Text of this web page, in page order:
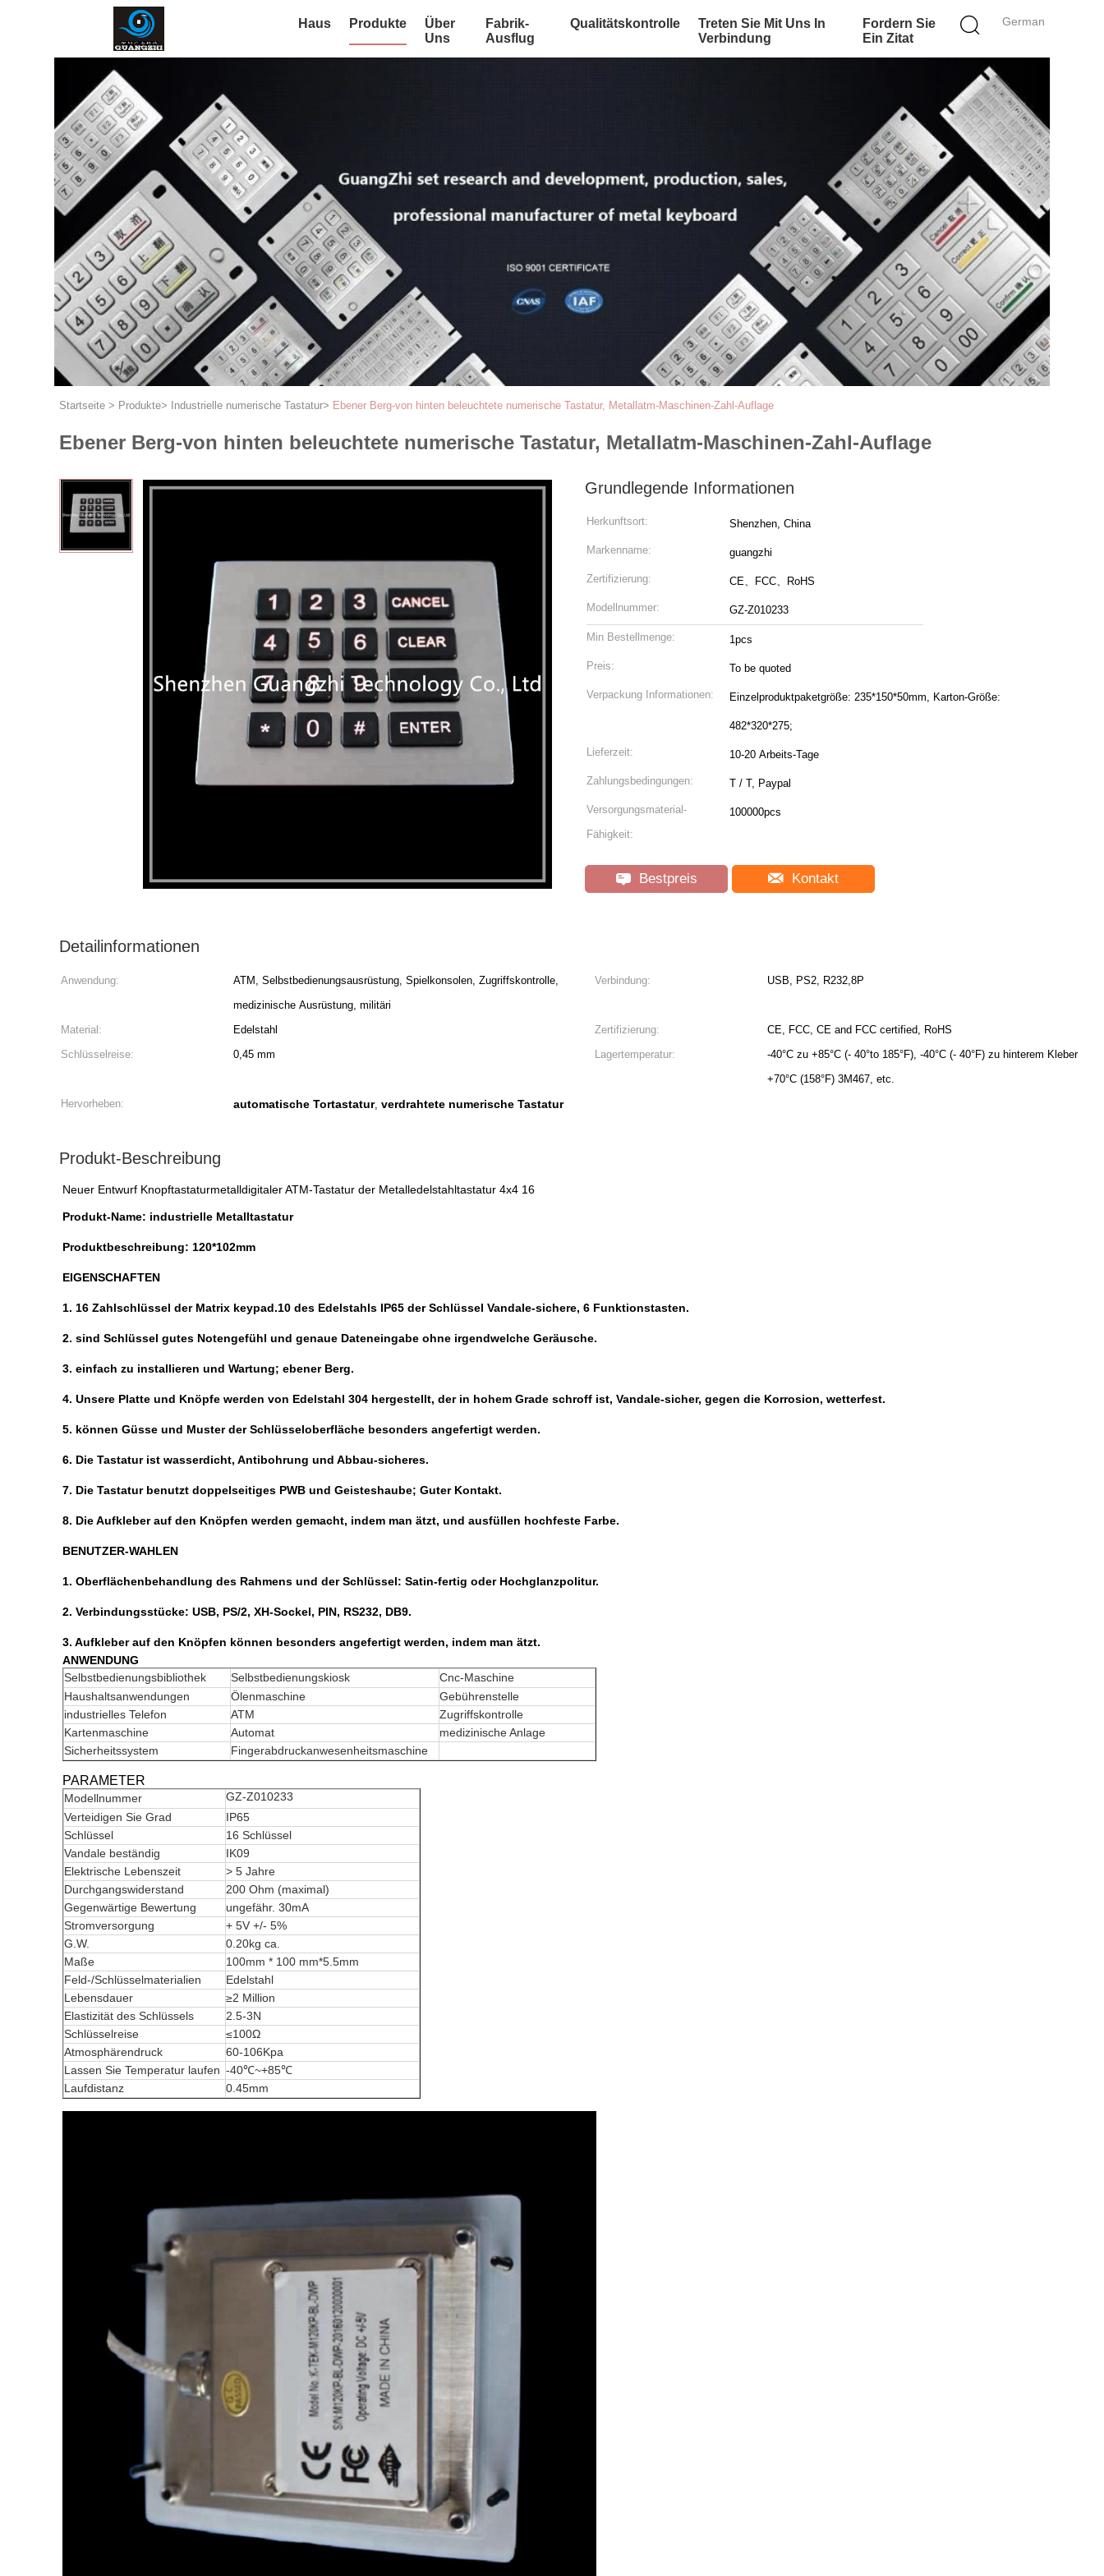
German
Haus Produkte
Über
Uns
Fabrik-
Ausflug
Qualitätskontrolle
Treten Sie Mit Uns In
Verbindung
Fordern Sie
Ein Zitat
Startseite > Produkte> Industrielle numerische Tastatur> Ebener Berg-von hinten beleuchtete numerische Tastatur, Metallatm-Maschinen-Zahl-Auflage
Ebener Berg-von hinten beleuchtete numerische Tastatur, Metallatm-Maschinen-Zahl-Auflage
Grundlegende Informationen
Herkunftsort: Shenzhen, China
Markenname: guangzhi
Zertifizierung: CE、FCC、RoHS
Modellnummer: GZ-Z010233
Min Bestellmenge: 1pcs
Preis: To be quoted
Verpackung Informationen: Einzelproduktpaketgröße: 235*150*50mm, Karton-Größe:
482*320*275;
Lieferzeit: 10-20 Arbeits-Tage
Zahlungsbedingungen: T / T, Paypal
Versorgungsmaterial-
Fähigkeit:
100000pcs
Bestpreis Kontakt
Detailinformationen
Anwendung:
ATM, Selbstbedienungsausrüstung, Spielkonsolen, Zugriffskontrolle,
medizinische Ausrüstung, militäri
Verbindung: USB, PS2, R232,8P
Material: Edelstahl Zertifizierung:
CE, FCC, CE and FCC certified, RoHS
Schlüsselreise:
0,45 mm Lagertemperatur:
-40°C zu +85°C (- 40°to 185°F), -40°C (- 40°F) zu hinterem Kleber
+70°C (158°F) 3M467, etc.
Hervorheben:
automatische Tortastatur, verdrahtete numerische Tastatur
Produkt-Beschreibung
Neuer Entwurf Knopftastaturmetalldigitaler ATM-Tastatur der Metalledelstahltastatur 4x4 16
Produkt-Name: industrielle Metalltastatur
Produktbeschreibung: 120*102mm
EIGENSCHAFTEN
1. 16 Zahlschlüssel der Matrix keypad.10 des Edelstahls IP65 der Schlüssel Vandale-sichere, 6 Funktionstasten.
2. sind Schlüssel gutes Notengefühl und genaue Dateneingabe ohne irgendwelche Geräusche.
3. einfach zu installieren und Wartung; ebener Berg.
4. Unsere Platte und Knöpfe werden von Edelstahl 304 hergestellt, der in hohem Grade schroff ist, Vandale-sicher, gegen die Korrosion, wetterfest.
5. können Güsse und Muster der Schlüsseloberfläche besonders angefertigt werden.
6. Die Tastatur ist wasserdicht, Antibohrung und Abbau-sicheres.
7. Die Tastatur benutzt doppelseitiges PWB und Geisteshaube; Guter Kontakt.
8. Die Aufkleber auf den Knöpfen werden gemacht, indem man ätzt, und ausfüllen hochfeste Farbe.
BENUTZER-WAHLEN
1. Oberflächenbehandlung des Rahmens und der Schlüssel: Satin-fertig oder Hochglanzpolitur.
2. Verbindungsstücke: USB, PS/2, XH-Sockel, PIN, RS232, DB9.
3. Aufkleber auf den Knöpfen können besonders angefertigt werden, indem man ätzt.
ANWENDUNG
Selbstbedienungsbibliothek
Selbstbedienungskiosk
Cnc-Maschine
Haushaltsanwendungen
Ölenmaschine
Gebührenstelle
industrielles Telefon
ATM
Zugriffskontrolle
Kartenmaschine
Automat
medizinische Anlage
Sicherheitssystem
Fingerabdruckanwesenheitsmaschine
PARAMETER
Modellnummer
GZ-Z010233
Verteidigen Sie Grad
IP65
Schlüssel
16 Schlüssel
Vandale beständig
IK09
Elektrische Lebenszeit
> 5 Jahre
Durchgangswiderstand
200 Ohm (maximal)
Gegenwärtige Bewertung
ungefähr. 30mA
Stromversorgung
+ 5V +/- 5%
G.W.
0.20kg ca.
Maße
100mm * 100 mm*5.5mm
Feld-/Schlüsselmaterialien
Edelstahl
Lebensdauer
≥2 Million
Elastizität des Schlüssels
2.5-3N
Schlüsselreise
≤100Ω
Atmosphärendruck
60-106Kpa
Lassen Sie Temperatur laufen -40℃~+85℃
Laufdistanz
0.45mm